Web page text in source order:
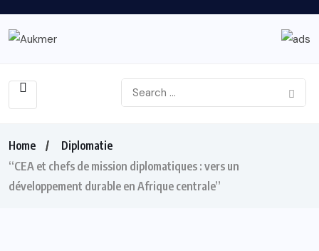
Home
Diplomatie
“CEA et chefs de mission diplomatiques : vers un
développement durable en Afrique centrale”